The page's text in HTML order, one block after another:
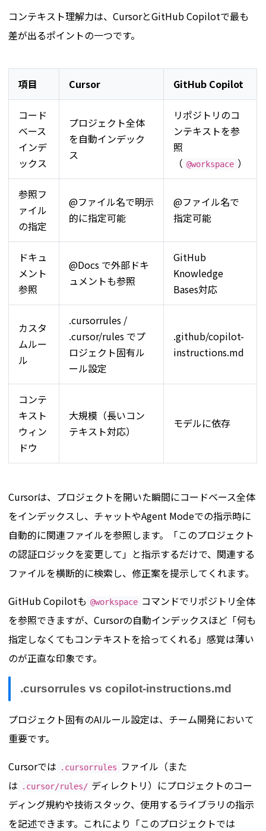
コンテキスト理解力は、CursorとGitHub Copilotで最も
差が出るポイントの一つです。
項目 Cursor GitHub Copilot
コード
ベース
インデ
ックス
プロジェクト全体
を自動インデック
ス
リポジトリのコ
ンテキストを参
照
（ @workspace ）
参照フ
ァイル
の指定
@ファイル名で明示
的に指定可能
@ファイル名で
指定可能
ドキュ
メント
参照
@Docs で外部ドキ
ュメントも参照
GitHub
Knowledge
Bases対応
カスタ
ムルー
ル
.cursorrules /
.cursor/rules でプ
ロジェクト固有ル
ール設定
.github/copilot-
instructions.md
コンテ
キスト
ウィン
ドウ
大規模（長いコン
テキスト対応）
モデルに依存
Cursorは、プロジェクトを開いた瞬間にコードベース全体
をインデックスし、チャットやAgent Modeでの指示時に
自動的に関連ファイルを参照します。「このプロジェクト
の認証ロジックを変更して」と指示するだけで、関連する
ファイルを横断的に検索し、修正案を提示してくれます。
GitHub Copilotも @workspace コマンドでリポジトリ全体
を参照できますが、Cursorの自動インデックスほど「何も
指定しなくてもコンテキストを拾ってくれる」感覚は薄い
のが正直な印象です。
.cursorrules vs copilot-instructions.md
プロジェクト固有のAIルール設定は、チーム開発において
重要です。
Cursorでは
.cursorrules ファイル（また
は
.cursor/rules/ ディレクトリ）にプロジェクトのコー
ディング規約や技術スタック、使用するライブラリの指示
を記述できます。これにより「このプロジェクトでは